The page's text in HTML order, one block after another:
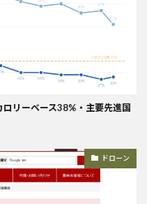
リーベース38%・主要先進国
ドローン